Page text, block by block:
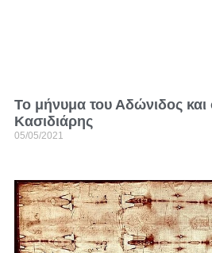
Το μήνυμα του Αδώνιδος και
Κασιδιάρης
05/05/2021